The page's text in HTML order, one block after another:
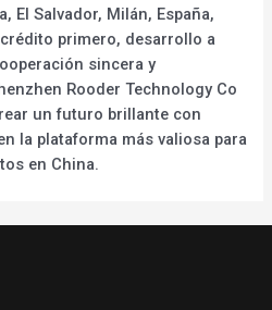
El Salvador, Milán, España,
primero, desarrollo a
sincera y
Rooder Technology Co
un futuro brillante con
la plataforma más valiosa para
en China.